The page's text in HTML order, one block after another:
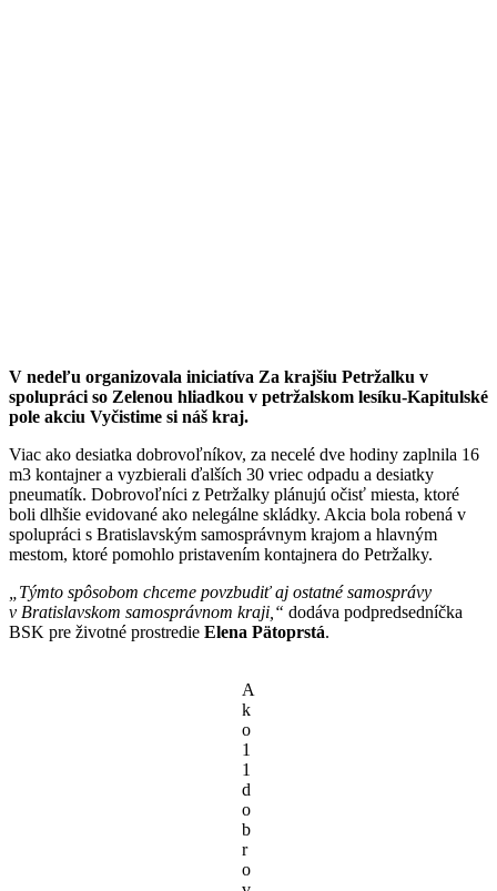
V nedeľu organizovala iniciatíva Za krajšiu Petržalku v
spolupráci so Zelenou hliadkou v petržalskom lesíku-Kapitulské
pole akciu Vyčistime si náš kraj.
Viac ako desiatka dobrovoľníkov, za necelé dve hodiny zaplnila 16
m3 kontajner a vyzbierali ďalších 30 vriec odpadu a desiatky
pneumatík. Dobrovoľníci z Petržalky plánujú očisť miesta, ktoré
boli dlhšie evidované ako nelegálne skládky. Akcia bola robená v
spolupráci s Bratislavským samosprávnym krajom a hlavným
mestom, ktoré pomohlo pristavením kontajnera do Petržalky.
„Týmto spôsobom chceme povzbudiť aj ostatné samosprávy
v Bratislavskom samosprávnom kraji,“ dodáva podpredsedníčka
BSK pre životné prostredie Elena Pätoprstá.
A
k
o
1
1
d
o
b
r
o